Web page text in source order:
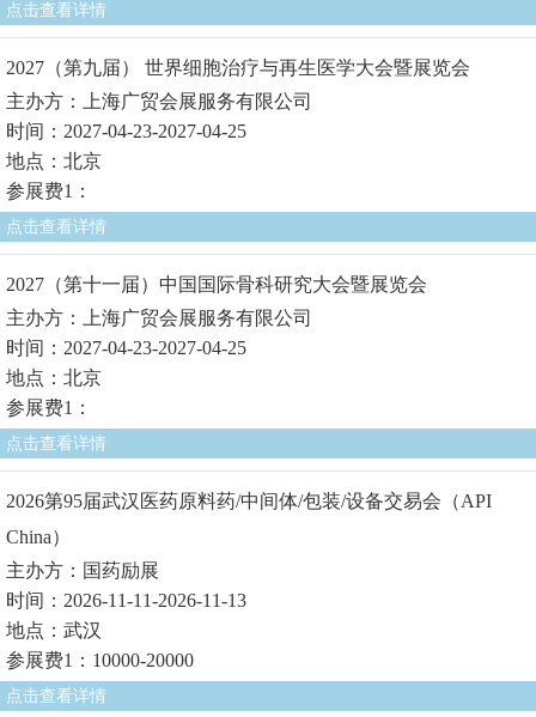
点击查看详情
2027（第九届） 世界细胞治疗与再生医学大会暨展览会
主办方：上海广贸会展服务有限公司
时间：2027-04-23-2027-04-25
地点：北京
参展费1：
点击查看详情
2027（第十一届）中国国际骨科研究大会暨展览会
主办方：上海广贸会展服务有限公司
时间：2027-04-23-2027-04-25
地点：北京
参展费1：
点击查看详情
2026第95届武汉医药原料药/中间体/包装/设备交易会（API
China）
主办方：国药励展
时间：2026-11-11-2026-11-13
地点：武汉
参展费1：10000-20000
点击查看详情